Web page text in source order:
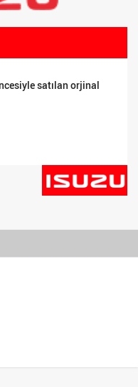
satılan orjinal